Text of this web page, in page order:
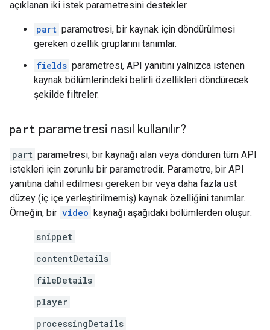
açıklanan iki istek parametresini destekler.
part parametresi, bir kaynak için döndürülmesi
gereken özellik gruplarını tanımlar.
fields parametresi, API yanıtını yalnızca istenen
kaynak bölümlerindeki belirli özellikleri döndürecek
şekilde filtreler.
part parametresi nasıl kullanılır?
part parametresi, bir kaynağı alan veya döndüren tüm API
istekleri için zorunlu bir parametredir. Parametre, bir API
yanıtına dahil edilmesi gereken bir veya daha fazla üst
düzey (iç içe yerleştirilmemiş) kaynak özelliğini tanımlar.
Örneğin, bir video kaynağı aşağıdaki bölümlerden oluşur:
snippet
contentDetails
fileDetails
player
processingDetails